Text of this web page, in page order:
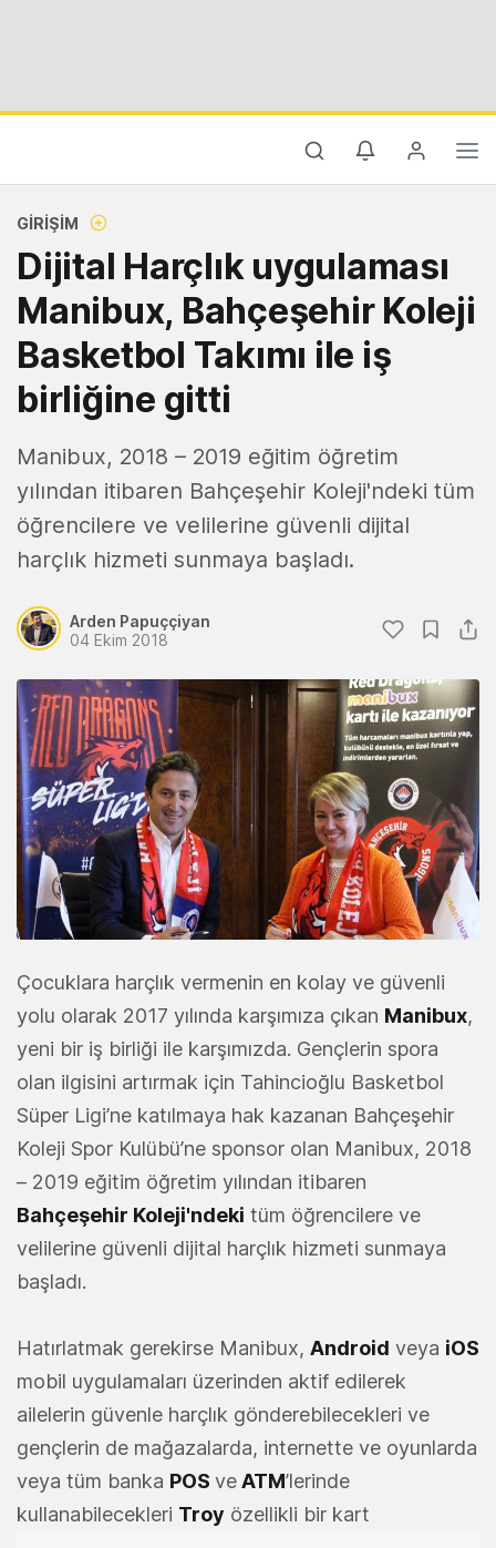
GIRIŞIM
Dijital Harçlık uygulaması
Manibux, Bahçeşehir Koleji
Basketbol Takımı ile iş
birliğine gitti
Manibux, 2018 – 2019 eğitim öğretim
yılından itibaren Bahçeşehir Koleji'ndeki tüm
öğrencilere ve velilerine güvenli dijital
harçlık hizmeti sunmaya başladı.
Arden Papuççiyan
04 Ekim 2018
Çocuklara harçlık vermenin en kolay ve güvenli
yolu olarak 2017 yılında karşımıza çıkan Manibux,
yeni bir iş birliği ile karşımızda. Gençlerin spora
olan ilgisini artırmak için Tahincioğlu Basketbol
Süper Ligi’ne katılmaya hak kazanan Bahçeşehir
Koleji Spor Kulübü’ne sponsor olan Manibux, 2018
– 2019 eğitim öğretim yılından itibaren
Bahçeşehir Koleji'ndeki tüm öğrencilere ve
velilerine güvenli dijital harçlık hizmeti sunmaya
başladı.
Hatırlatmak gerekirse Manibux, Android veya iOS
mobil uygulamaları üzerinden aktif edilerek
ailelerin güvenle harçlık gönderebilecekleri ve
gençlerin de mağazalarda, internette ve oyunlarda
veya tüm banka POS veATM’lerinde
kullanabilecekleri Troy özellikli bir kart